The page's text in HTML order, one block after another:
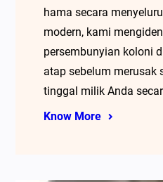
hama secara
modern, kami
persembunyian koloni
atap sebelum merusak
tinggal milik Anda
Know More